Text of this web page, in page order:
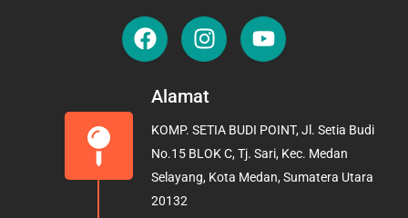
F
a
e
o
o
k
I
n
t
g
r
a
Y
o
b
e
Alamat
KOMP. SETIA BUDI POINT, Jl. Setia Budi
No.15 BLOK C, Tj. Sari, Kec. Medan
Selayang, Kota Medan, Sumatera Utara
20132